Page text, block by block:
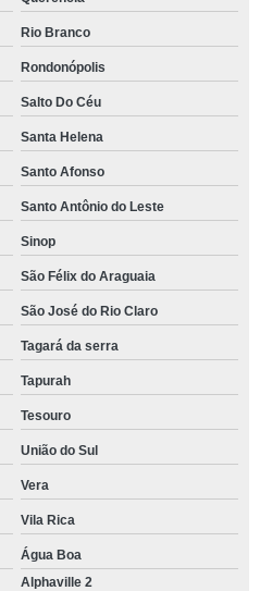
Rio Branco
Rondonópolis
Salto Do Céu
Santa Helena
Santo Afonso
Santo Antônio do Leste
Sinop
São Félix do Araguaia
São José do Rio Claro
Tagará da serra
Tapurah
Tesouro
União do Sul
Vera
Vila Rica
Água Boa
Alphaville 2